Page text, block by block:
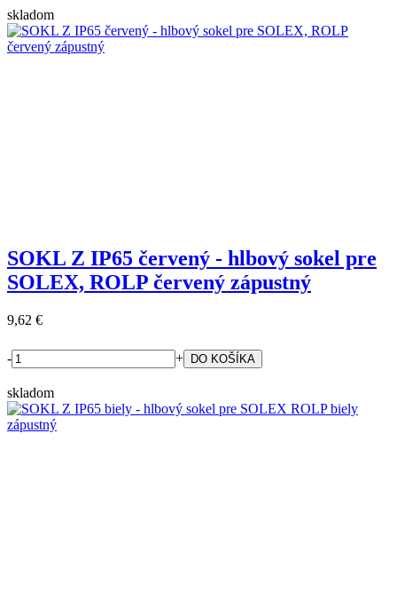
skladom
SOKL Z IP65 červený - hlbový sokel pre
SOLEX, ROLP červený zápustný
9,62 €
- +
skladom